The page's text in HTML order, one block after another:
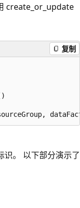
create_or_update
复制
。 以下部分演示了